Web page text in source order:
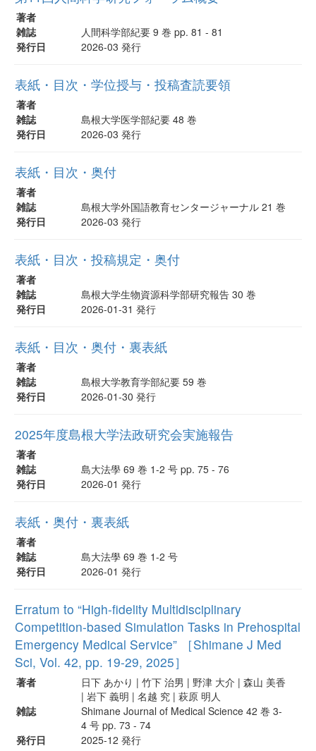
著者
雑誌
人間科学部紀要 9 巻 pp. 81 - 81
発行日
2026-03 発行
表紙・目次・学位授与・投稿査読要領
著者
雑誌
島根大学医学部紀要 48 巻
発行日
2026-03 発行
表紙・目次・奥付
著者
雑誌
島根大学外国語教育センタージャーナル 21 巻
発行日
2026-03 発行
表紙・目次・投稿規定・奥付
著者
雑誌
島根大学生物資源科学部研究報告 30 巻
発行日
2026-01-31 発行
表紙・目次・奥付・裏表紙
著者
雑誌
島根大学教育学部紀要 59 巻
発行日
2026-01-30 発行
2025年度島根大学法政研究会実施報告
著者
雑誌
島大法學 69 巻 1-2 号 pp. 75 - 76
発行日
2026-01 発行
表紙・奥付・裏表紙
著者
雑誌
島大法學 69 巻 1-2 号
発行日
2026-01 発行
Erratum to “High-fidelity Multidisciplinary
Competition-based Simulation Tasks in Prehospital
Emergency Medical Service” ［Shimane J Med
Sci, Vol. 42, pp. 19-29, 2025］
著者
日下 あかり | 竹下 治男 | 野津 大介 | 森山 美香
| 岩下 義明 | 名越 究 | 萩原 明人
雑誌
Shimane Journal of Medical Science 42 巻 3-
4 号 pp. 73 - 74
発行日
2025-12 発行